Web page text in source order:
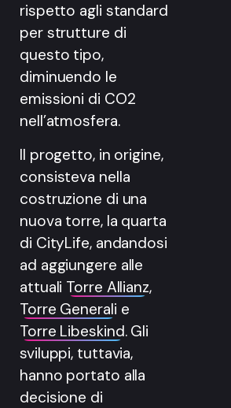
rispetto agli standard
per strutture di
questo tipo,
diminuendo le
emissioni di CO2
nell’atmosfera.
Il progetto, in origine,
consisteva nella
costruzione di una
nuova torre, la quarta
di CityLife, andandosi
ad aggiungere alle
attuali Torre Allianz,
Torre Generali e
Torre Libeskind. Gli
sviluppi, tuttavia,
hanno portato alla
decisione di